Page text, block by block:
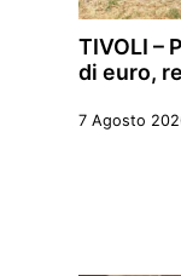
TIVOLI –
di euro,
7 Agosto